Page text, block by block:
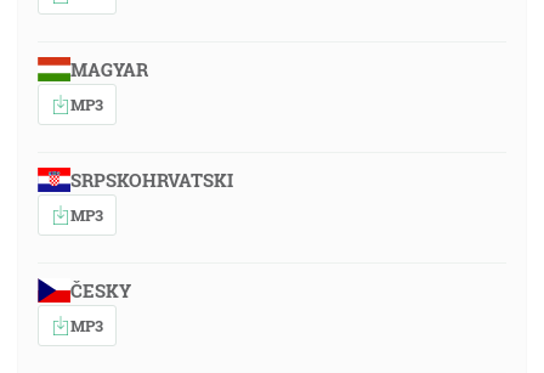
MAGYAR
MP3
SRPSKOHRVATSKI
MP3
ČESKY
MP3